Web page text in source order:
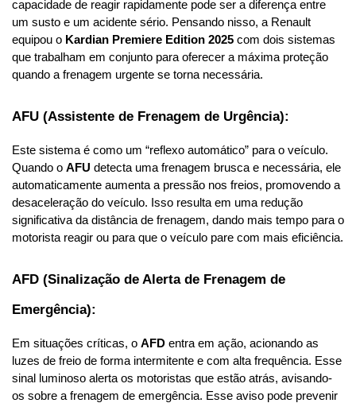
capacidade de reagir rapidamente pode ser a diferença entre
um susto e um acidente sério. Pensando nisso, a Renault
equipou o Kardian Premiere Edition 2025 com dois sistemas
que trabalham em conjunto para oferecer a máxima proteção
quando a frenagem urgente se torna necessária.
AFU (Assistente de Frenagem de Urgência):
Este sistema é como um “reflexo automático” para o veículo.
Quando o AFU detecta uma frenagem brusca e necessária, ele
automaticamente aumenta a pressão nos freios, promovendo a
desaceleração do veículo. Isso resulta em uma redução
significativa da distância de frenagem, dando mais tempo para o
motorista reagir ou para que o veículo pare com mais eficiência.
AFD (Sinalização de Alerta de Frenagem de
Emergência):
Em situações críticas, o AFD entra em ação, acionando as
luzes de freio de forma intermitente e com alta frequência. Esse
sinal luminoso alerta os motoristas que estão atrás, avisando-
os sobre a frenagem de emergência. Esse aviso pode prevenir